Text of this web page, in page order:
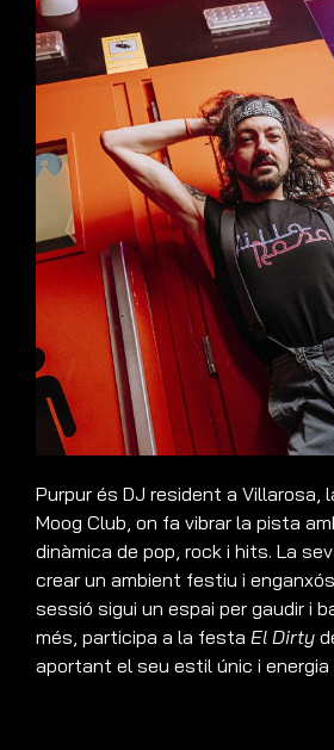
Purpur és DJ resident a Villarosa,
Moog Club, on fa vibrar la pista
dinàmica de pop, rock i hits. La
crear un ambient festiu i
sessió sigui un espai per gaudir i
més, participa a la festa El Dirty
aportant el seu estil únic i energia